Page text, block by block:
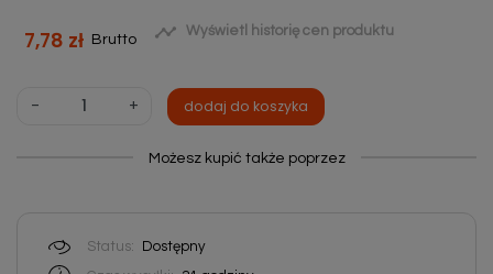
7,78 zł Brutto  Wyświetl historię cen produktu
- + dodaj do koszyka
Możesz kupić także poprzez
Status:
Dostępny